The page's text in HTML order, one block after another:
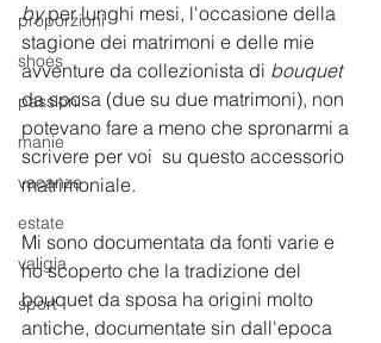
proporzioni
shoes
passioni
manie
vacanze
estate
valigia
sport
by per lunghi mesi, l'occasione della
stagione dei matrimoni e delle mie
avventure da collezionista di bouquet
da sposa (due su due matrimoni), non
potevano fare a meno che spronarmi a
scrivere per voi  su questo accessorio
matrimoniale.
Mi sono documentata da fonti varie e
ho scoperto che la tradizione del
bouquet da sposa ha origini molto
antiche, documentate sin dall'epoca